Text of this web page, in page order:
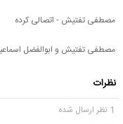
مصطفی تفتیش - اتصالی کرده
مصطفی تفتیش و ابوالفضل
نظرات
1 نظر ارسال شده